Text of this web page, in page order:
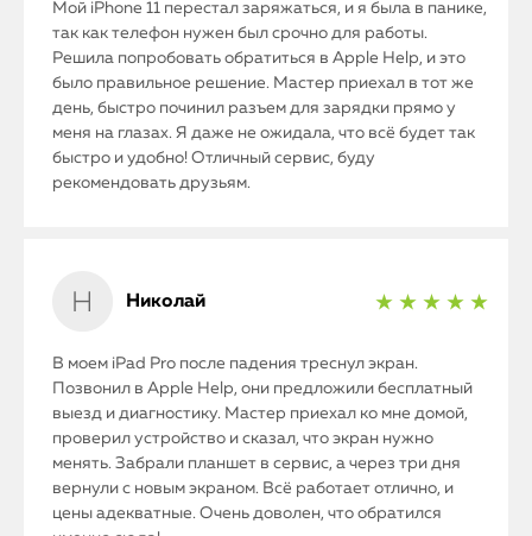
iPhone
MacBook
Watch
iMac
О нас
Контакты
Статьи
Мой iPhone 11 перестал заряжаться, и я была в панике,
так как телефон нужен был срочно для работы.
Решила попробовать обратиться в Apple Help, и это
было правильное решение. Мастер приехал в тот же
день, быстро починил разъем для зарядки прямо у
меня на глазах. Я даже не ожидала, что всё будет так
быстро и удобно! Отличный сервис, буду
рекомендовать друзьям.
Николай ★ ★ ★ ★ ★
В моем iPad Pro после падения треснул экран.
Позвонил в Apple Help, они предложили бесплатный
выезд и диагностику. Мастер приехал ко мне домой,
проверил устройство и сказал, что экран нужно
менять. Забрали планшет в сервис, а через три дня
вернули с новым экраном. Всё работает отлично, и
цены адекватные. Очень доволен, что обратился